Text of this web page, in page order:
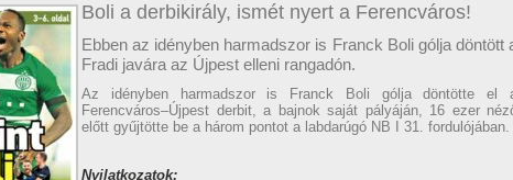
Boli a derbikirály, ismét nyert a Ferencváros!
Ebben az idényben harmadszor is Franck Boli gólja döntött
Fradi javára az Újpest elleni rangadón.
Az idényben harmadszor is Franck Boli gólja döntötte el
Ferencváros–Újpest derbit, a bajnok saját pályáján, 16 ezer
előtt gyűjtötte be a három pontot a labdarúgó NB I 31. fordulójában.
Nyilatkozatok: